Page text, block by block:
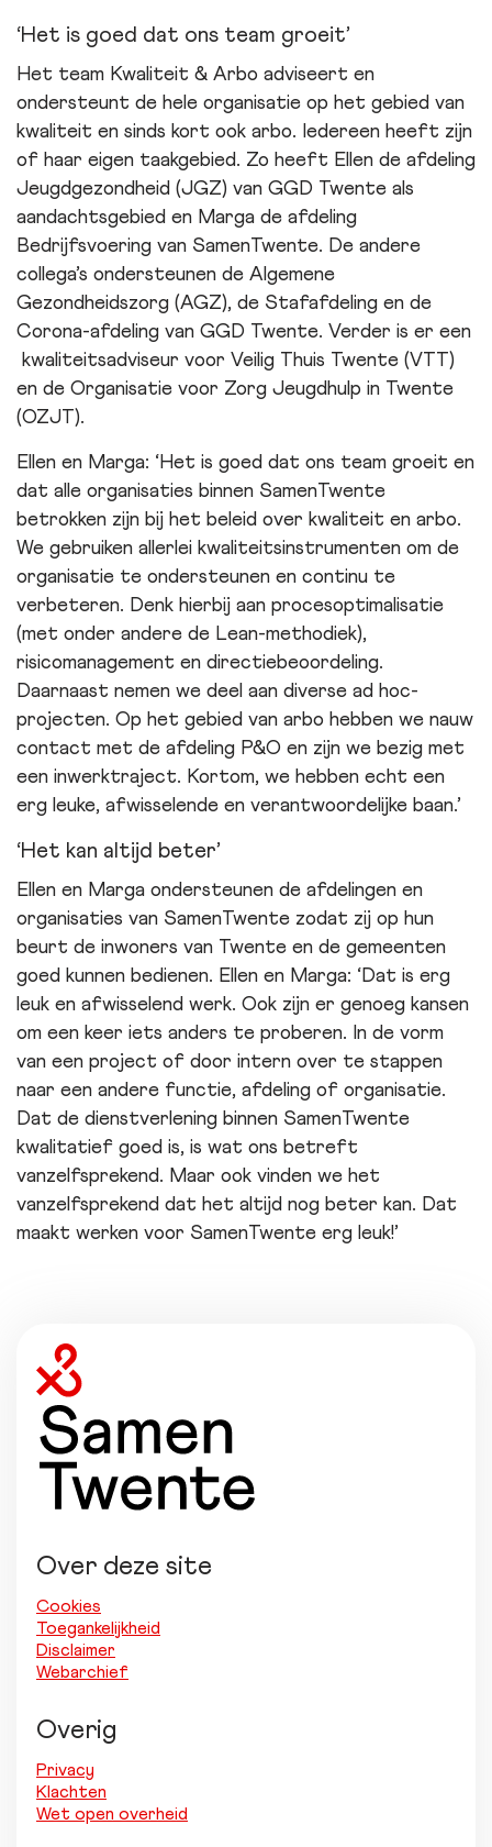
Het is goed dat ons team groeit
Het team Kwaliteit & Arbo adviseert en
ondersteunt de hele organisatie op het gebied van
kwaliteit en sinds kort ook arbo. Iedereen heeft zijn
of haar eigen taakgebied. Zo heeft Ellen de afdeling
Jeugdgezondheid (JGZ) van GGD Twente als
aandachtsgebied en Marga de afdeling
Bedrijfsvoering van SamenTwente. De andere
collega’s ondersteunen de Algemene
Gezondheidszorg (AGZ), de Stafafdeling en de
Corona-afdeling van GGD Twente. Verder is er een
kwaliteitsadviseur voor Veilig Thuis Twente (VTT)
en de Organisatie voor Zorg Jeugdhulp in Twente
(OZJT).
Ellen en Marga:
Het is goed dat ons team groeit en
dat alle organisaties binnen SamenTwente
betrokken zijn bij het beleid over kwaliteit en arbo.
We gebruiken allerlei kwaliteitsinstrumenten om de
organisatie te ondersteunen en continu te
verbeteren. Denk hierbij aan procesoptimalisatie
(met onder andere de Lean-methodiek),
risicomanagement en directiebeoordeling.
Daarnaast nemen we deel aan diverse ad hoc-
projecten. Op het gebied van arbo hebben we nauw
contact met de afdeling P&O en zijn we bezig met
een inwerktraject. Kortom, we hebben echt een
erg leuke, afwisselende en verantwoordelijke baan.
Het kan altijd beter
Ellen en Marga ondersteunen de afdelingen en
organisaties van SamenTwente zodat zij op hun
beurt de inwoners van Twente en de gemeenten
goed kunnen bedienen. Ellen en Marga:
Dat is erg
leuk en afwisselend werk. Ook zijn er genoeg kansen
om een keer iets anders te proberen. In de vorm
van een project of door intern over te stappen
naar een andere functie, afdeling of organisatie.
Dat de dienstverlening binnen SamenTwente
kwalitatief goed is, is wat ons betreft
vanzelfsprekend. Maar ook vinden we het
vanzelfsprekend dat het altijd nog beter kan. Dat
maakt werken voor SamenTwente erg leuk!
Over deze site
Cookies
Toegankelijkheid
Disclaimer
Webarchief
Overig
Privacy
Klachten
Wet open overheid